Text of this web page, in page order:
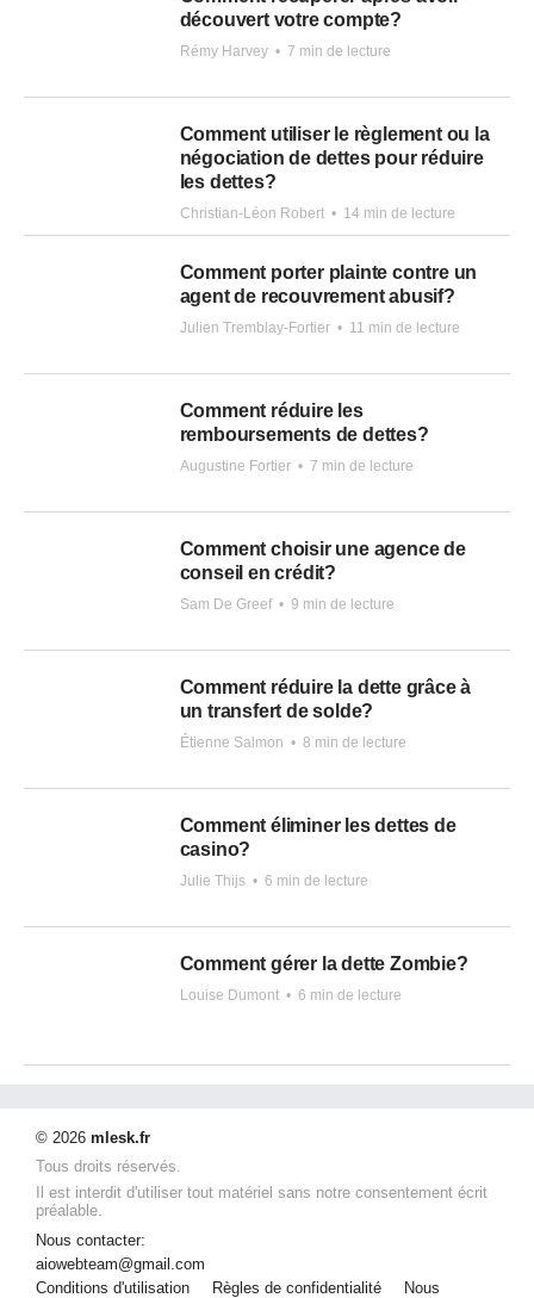
découvert votre compte?
Rémy Harvey • 7 min de lecture
Comment utiliser le règlement ou la
négociation de dettes pour réduire
les dettes?
Christian-Léon Robert • 14 min de lecture
Comment porter plainte contre un
agent de recouvrement abusif?
Julien Tremblay-Fortier • 11 min de lecture
Comment réduire les
remboursements de dettes?
Augustine Fortier • 7 min de lecture
Comment choisir une agence de
conseil en crédit?
Sam De Greef • 9 min de lecture
Comment réduire la dette grâce à
un transfert de solde?
Étienne Salmon • 8 min de lecture
Comment éliminer les dettes de
casino?
Julie Thijs • 6 min de lecture
Comment gérer la dette Zombie?
Louise Dumont • 6 min de lecture
© 2026 mlesk.fr
Tous droits réservés.
Il est interdit d'utiliser tout matériel sans notre consentement écrit
préalable.
Nous contacter:
aiowebteam@gmail.com
Conditions d'utilisation
Règles de confidentialité Nous